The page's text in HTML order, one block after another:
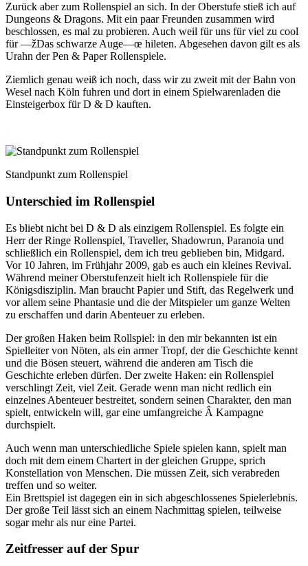
Zurück aber zum Rollenspiel an sich. In der Oberstufe stieß ich auf
Dungeons & Dragons. Mit ein paar Freunden zusammen wird
beschlossen, es mal zu probieren. Auch weil für uns für viel zu cool
für —žDas schwarze Auge—œ hileten. Abgesehen davon gilt es als
Urahn der Pen & Paper Rollenspiele.
Ziemlich genau weiß ich noch, dass wir zu zweit mit der Bahn von
Wesel nach Köln fuhren und dort in einem Spielwarenladen die
Einsteigerbox für D & D kauften.
Standpunkt zum Rollenspiel
Unterschied im Rollenspiel
Es bliebt nicht bei D & D als einzigem Rollenspiel. Es folgte ein
Herr der Ringe Rollenspiel, Traveller, Shadowrun, Paranoia und
schließlich ein Rollenspiel, dem ich treu geblieben bin, Midgard.
Vor 10 Jahren, im Frühjahr 2009, gab es auch ein kleines Revival.
Während meiner Oberstufenzeit hielt ich Rollenspiele für die
Königsdisziplin. Man braucht Papier und Stift, das Regelwerk und
vor allem seine Phantasie und die der Mitspieler um ganze Welten
zu erschaffen und darin Abenteuer zu erleben.
Der großen Haken beim Rollspiel: in den mir bekannten ist ein
Spielleiter von Nöten, als ein armer Tropf, der die Geschichte kennt
und die Bösen steuert, während die anderen am Tisch die
Geschichte erleben dürfen. Der zweite Haken: ein Rollenspiel
verschlingt Zeit, viel Zeit. Gerade wenn man nicht redlich ein
einzelnes Abenteuer bestreitet, sondern seinen Charakter, den man
spielt, entwickeln will, gar eine umfangreiche Â Kampagne
durchspielt.
Auch wenn man unterschiedliche Spiele spielen kann, spielt man
doch mit dem einem Chartert in der gleichen Gruppe, sprich
Konstellation von Menschen. Die müssen Zeit, sich verabreden
treffen und so weiter.
Ein Brettspiel ist dagegen ein in sich abgeschlossenes Spielerlebnis.
Der große Teil lässt sich an einem Nachmittag spielen, teilweise
sogar mehr als nur eine Partei.
Zeitfresser auf der Spur